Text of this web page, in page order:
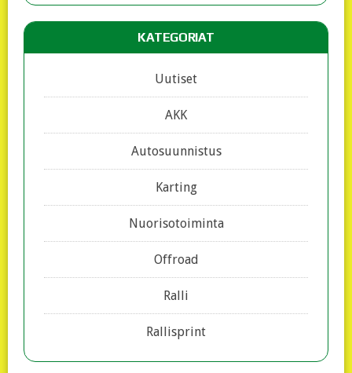
KATEGORIAT
Uutiset
AKK
Autosuunnistus
Karting
Nuorisotoiminta
Offroad
Ralli
Rallisprint